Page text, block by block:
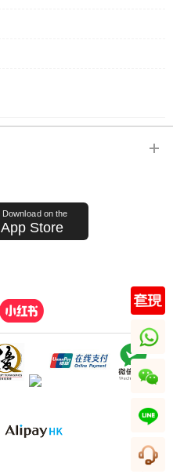
Download on the
App Store